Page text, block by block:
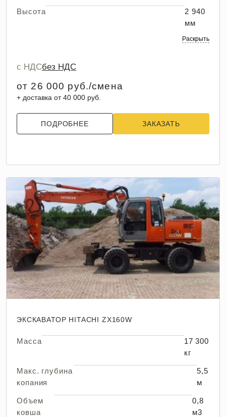
Высота
2 940
мм
Раскрыть
с НДСбез НДС
от 26 000 руб./смена
+ доставка от 40 000 руб.
ПОДРОБНЕЕ ЗАКАЗАТЬ
ЭКСКАВАТОР HITACHI ZX160W
Масса
17 300
кг
Макс. глубина
копания
5,5
м
Объем
ковша
0,8
м3